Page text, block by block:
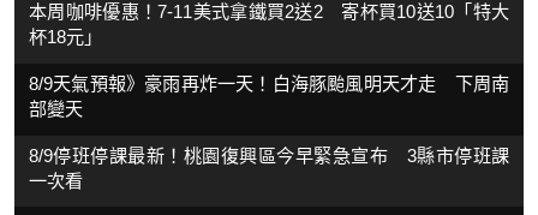
本周咖啡優惠！7-11美式拿鐵買2送2 寄杯買10送10「特大
杯18元」
8/9天氣預報》豪雨再炸一天！白海豚颱風明天才走 下周南
部變天
8/9停班停課最新！桃園復興區今早緊急宣布 3縣市停班課
一次看